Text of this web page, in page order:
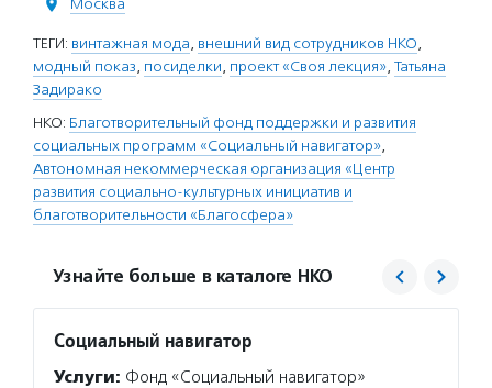
Москва
ТЕГИ: винтажная мода, внешний вид сотрудников НКО,
модный показ, посиделки, проект «Своя лекция», Татьяна
Задирако
НКО: Благотворительный фонд поддержки и развития
социальных программ «Социальный навигатор»,
Автономная некоммерческая организация «Центр
развития социально-культурных инициатив и
благотворительности «Благосфера»
Узнайте больше в каталоге НКО
Социальный навигатор
Услуги: Фонд «Социальный навигатор»